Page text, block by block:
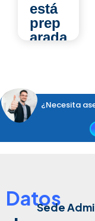
socia
l en
2026:
que
las
tiend
o y
¿Necesita
Datos
Sede